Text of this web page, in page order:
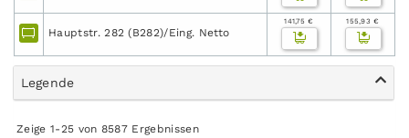
Hauptstr. 282 (B282)/Eing. Netto
141,75 € 155,93 €
Legende
Zeige 1-25 von 8587 Ergebnissen